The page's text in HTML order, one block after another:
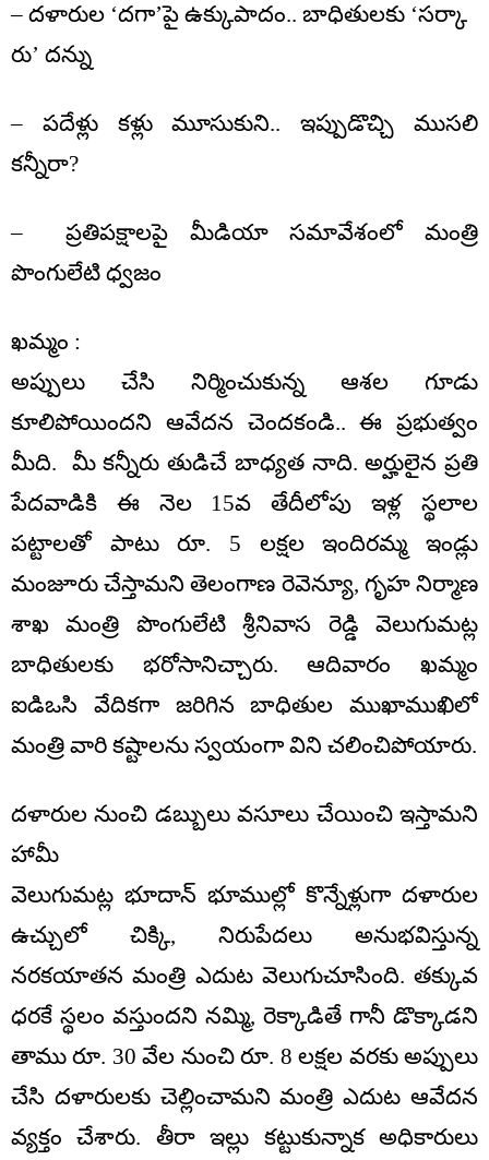
– దళారుల ‘దగా’పై ఉక్కుపాదం.. బాధితులకు ‘సర్కా
రు’ దన్ను
– పదేళ్లు కళ్లు మూసుకుని.. ఇప్పుడొచ్చి ముసలి
కన్నీరా?
– ప్రతిపక్షాలపై మీడియా సమావేశంలో మంత్రి
పొంగులేటి ధ్వజం
ఖమ్మం :
అప్పులు చేసి నిర్మించుకున్న ఆశల గూడు
కూలిపోయిందని ఆవేదన చెందకండి.. ఈ ప్రభుత్వం
మీది. మీ కన్నీరు తుడిచే బాధ్యత నాది. అర్హులైన ప్రతి
పేదవాడికి ఈ నెల 15వ తేదీలోపు ఇళ్ల స్థలాల
పట్టాలతో పాటు రూ. 5 లక్షల ఇందిరమ్మ ఇండ్లు
మంజూరు చేస్తామని తెలంగాణ రెవెన్యూ, గృహ నిర్మాణ
శాఖ మంత్రి పొంగులేటి శ్రీనివాస రెడ్డి వెలుగుమట్ల
బాధితులకు భరోసానిచ్చారు. ఆదివారం ఖమ్మం
ఐడిఒసి వేదికగా జరిగిన బాధితుల ముఖాముఖిలో
మంత్రి వారి కష్టాలను స్వయంగా విని చలించిపోయారు.
దళారుల నుంచి డబ్బులు వసూలు చేయించి ఇస్తామని
హామీ
వెలుగుమట్ల భూదాన్ భూముల్లో కొన్నేళ్లుగా దళారుల
ఉచ్చులో చిక్కి, నిరుపేదలు అనుభవిస్తున్న
నరకయాతన మంత్రి ఎదుట వెలుగుచూసింది. తక్కువ
ధరకే స్థలం వస్తుందని నమ్మి, రెక్కాడితే గానీ డొక్కాడని
తాము రూ. 30 వేల నుంచి రూ. 8 లక్షల వరకు అప్పులు
చేసి దళారులకు చెల్లించామని మంత్రి ఎదుట ఆవేదన
వ్యక్తం చేశారు. తీరా ఇల్లు కట్టుకున్నాక అధికారులు